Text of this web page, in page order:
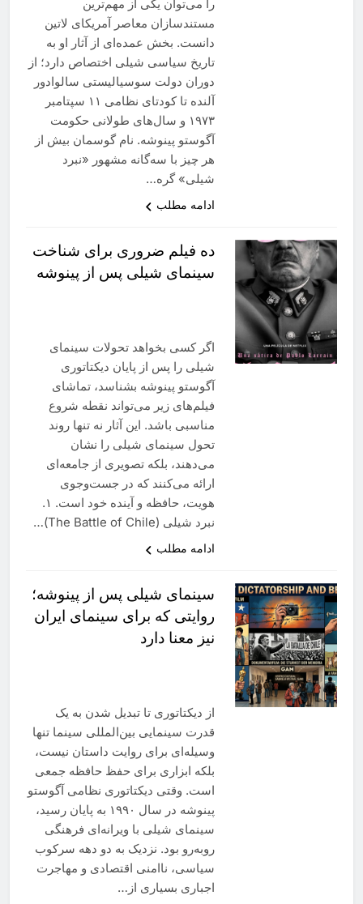
را می‌توان یکی از مهم‌ترین
مستندسازان معاصر آمریکای لاتین
دانست. بخش عمده‌ای از آثار او به
تاریخ سیاسی شیلی اختصاص دارد؛ از
دوران دولت سوسیالیستی سالوادور
آلنده تا کودتای نظامی ۱۱ سپتامبر
۱۹۷۳ و سال‌های طولانی حکومت
آگوستو پینوشه. نام گوسمان بیش از
هر چیز با سه‌گانه مشهور «نبرد
شیلی» گره…
ادامه مطلب
ده فیلم ضروری برای شناخت
سینمای شیلی پس از پینوشه
اگر کسی بخواهد تحولات سینمای
شیلی را پس از پایان دیکتاتوری
آگوستو پینوشه بشناسد، تماشای
فیلم‌های زیر می‌تواند نقطه شروع
مناسبی باشد. این آثار نه تنها روند
تحول سینمای شیلی را نشان
می‌دهند، بلکه تصویری از جامعه‌ای
ارائه می‌کنند که در جست‌وجوی
هویت، حافظه و آینده خود است. ۱.
نبرد شیلی (The Battle of Chile)…
ادامه مطلب
سینمای شیلی پس از پینوشه؛
روایتی که برای سینمای ایران
نیز معنا دارد
از دیکتاتوری تا تبدیل شدن به یک
قدرت سینمایی بین‌المللی سینما تنها
وسیله‌ای برای روایت داستان نیست،
بلکه ابزاری برای حفظ حافظه جمعی
است. وقتی دیکتاتوری نظامی آگوستو
پینوشه در سال ۱۹۹۰ به پایان رسید،
سینمای شیلی با ویرانه‌ای فرهنگی
روبه‌رو بود. نزدیک به دو دهه سرکوب
سیاسی، ناامنی اقتصادی و مهاجرت
اجباری بسیاری از…